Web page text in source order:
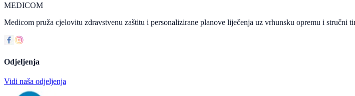
MEDICOM
Medicom pruža cjelovitu zdravstvenu zaštitu i personalizirane planove liječenja uz vrhunsku opremu i stručni
Odjeljenja
Vidi naša odjeljenja